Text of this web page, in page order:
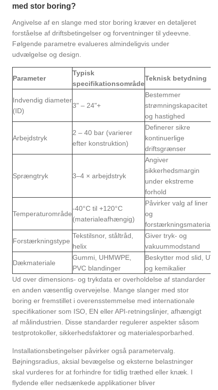
med stor boring?
Angivelse af en slange med stor boring kræver en detaljeret
forståelse af driftsbetingelser og forventninger til ydeevne.
Følgende parametre evalueres almindeligvis under
udvælgelse og design.
Parameter
Typisk
specifikationsområde
Teknisk betydning
Indvendig diameter
(ID)
3" – 24"+
Bestemmer
strømningskapacitet
og hastighed
Arbejdstryk
2 – 40 bar (varierer
efter konstruktion)
Definerer sikre
kontinuerlige
driftsgrænser
Sprængtryk 3–4 × arbejdstryk
Angiver
sikkerhedsmargin
under ekstreme
forhold
Temperaturområde
-40°C til +120°C
(materialeafhængig)
Påvirker valg af liner
og
forstærkningsmateriale
Forstærkningstype
Tekstilsnor, ståltråd,
helix
Giver tryk- og
vakuummodstand
Dækmateriale
Gummi, UHMWPE,
PVC blandinger
Beskytter mod slid, UV
og kemikalier
Ud over dimensions- og trykdata er overholdelse af standarder
en anden væsentlig overvejelse. Mange slanger med stor
boring er fremstillet i overensstemmelse med internationale
specifikationer som ISO, EN eller API-retningslinjer, afhængigt
af målindustrien. Disse standarder regulerer aspekter såsom
testprotokoller, sikkerhedsfaktorer og materialesporbarhed.
Installationsbetingelser påvirker også parametervalg.
Bøjningsradius, aksial bevægelse og eksterne belastninger
skal vurderes for at forhindre for tidlig træthed eller knæk. I
flydende eller nedsænkede applikationer bliver